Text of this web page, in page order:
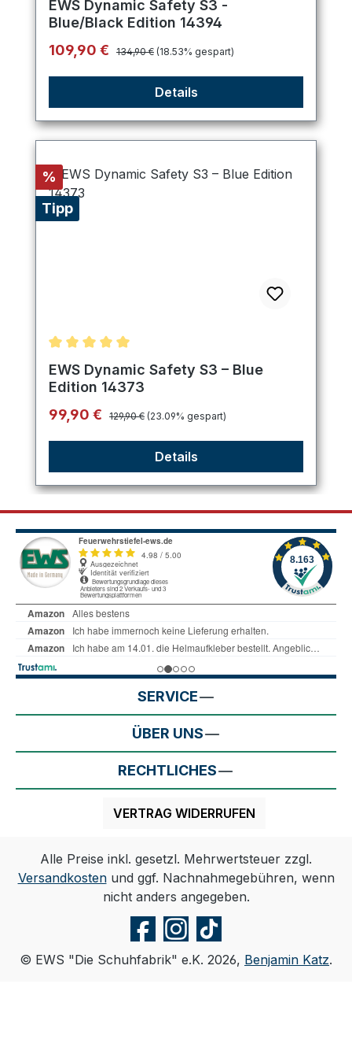
EWS Dynamic Safety S3 -
Blue/Black Edition 14394
Verkaufspreis:
109,90 € Regulärer Preis:
134,90 € (18.53% gespart)
Details
Rabatt
%
Tipp
Durchschnittliche Bewertung von 5 von 5 Sternen
EWS Dynamic Safety S3 – Blue
Edition 14373
Verkaufspreis:
99,90 € Regulärer Preis:
129,90 € (23.09% gespart)
Details
SERVICE
ÜBER UNS
RECHTLICHES
VERTRAG WIDERRUFEN
Alle Preise inkl. gesetzl. Mehrwertsteuer zzgl.
Versandkostenund ggf. Nachnahmegebühren, wenn
nicht anders angegeben.
© EWS "Die Schuhfabrik" e.K. 2026, Benjamin Katz.